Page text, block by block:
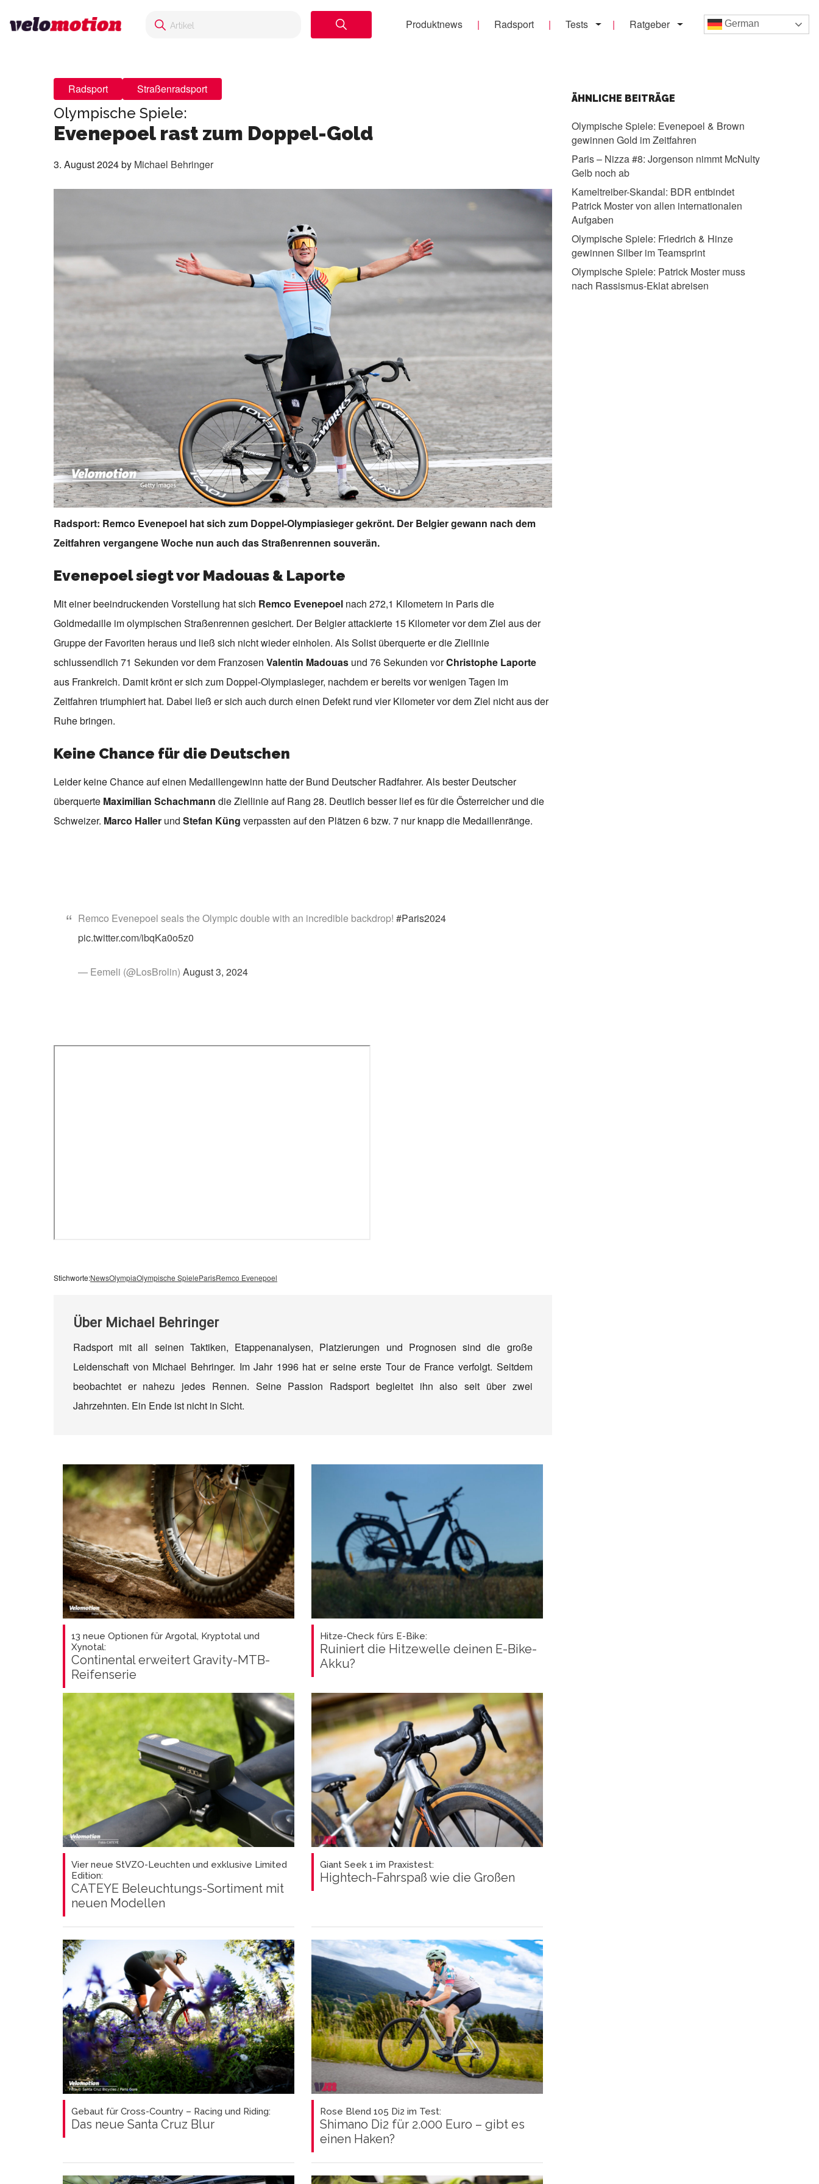
Produktnews Radsport Tests Ratgeber German
Radsport Straßenradsport
Olympische Spiele:
Evenepoel rast zum Doppel-Gold
3. August 2024by Michael Behringer
Radsport: Remco Evenepoel hat sich zum Doppel-Olympiasieger gekrönt. Der Belgier gewann nach dem
Zeitfahren vergangene Woche nun auch das Straßenrennen souverän.
Evenepoel siegt vor Madouas & Laporte
Mit einer beeindruckenden Vorstellung hat sich Remco Evenepoel nach 272,1 Kilometern in Paris die
Goldmedaille im olympischen Straßenrennen gesichert. Der Belgier attackierte 15 Kilometer vor dem Ziel aus der
Gruppe der Favoriten heraus und ließ sich nicht wieder einholen. Als Solist überquerte er die Ziellinie
schlussendlich 71 Sekunden vor dem Franzosen Valentin Madouas und 76 Sekunden vorChristophe Laporte
aus Frankreich. Damit krönt er sich zum Doppel-Olympiasieger, nachdem er bereits vor wenigen Tagen im
Zeitfahren triumphiert hat. Dabei ließ er sich auch durch einen Defekt rund vier Kilometer vor dem Ziel nicht aus der
Ruhe bringen.
Keine Chance für die Deutschen
Leider keine Chance auf einen Medaillengewinn hatte der Bund Deutscher Radfahrer. Als bester Deutscher
überquerte Maximilian Schachmann die Ziellinie auf Rang 28. Deutlich besser lief es für die Österreicher und die
Schweizer. Marco Haller und Stefan Küng verpassten auf den Plätzen 6 bzw. 7 nur knapp die Medaillenränge.
Remco Evenepoel seals the Olympic double with an incredible backdrop! #Paris2024
pic.twitter.com/ibqKa0o5z0
— Eemeli (@LosBrolin) August 3, 2024
Stichworte:NewsOlympiaOlympische SpieleParisRemco Evenepoel
Über Michael Behringer
Radsport mit all seinen Taktiken, Etappenanalysen, Platzierungen und Prognosen sind die große
Leidenschaft von Michael Behringer. Im Jahr 1996 hat er seine erste Tour de France verfolgt. Seitdem
beobachtet er nahezu jedes Rennen. Seine Passion Radsport begleitet ihn also seit über zwei
Jahrzehnten. Ein Ende ist nicht in Sicht.
13 neue Optionen für Argotal, Kryptotal und
Xynotal:
Continental erweitert Gravity-MTB-
Reifenserie
Hitze-Check fürs E-Bike:
Ruiniert die Hitzewelle deinen E-Bike-
Akku?
Vier neue StVZO-Leuchten und exklusive Limited
Edition:
CATEYE Beleuchtungs-Sortiment mit
neuen Modellen
Giant Seek 1 im Praxistest:
Hightech-Fahrspaß wie die Großen
Gebaut für Cross-Country – Racing und Riding:
Das neue Santa Cruz Blur
Rose Blend 105 Di2 im Test:
Shimano Di2 für 2.000 Euro – gibt es
einen Haken?
ÄHNLICHE BEITRÄGE
Olympische Spiele: Evenepoel & Brown
gewinnen Gold im Zeitfahren
Paris – Nizza #8: Jorgenson nimmt McNulty
Gelb noch ab
Kameltreiber-Skandal: BDR entbindet
Patrick Moster von allen internationalen
Aufgaben
Olympische Spiele: Friedrich & Hinze
gewinnen Silber im Teamsprint
Olympische Spiele: Patrick Moster muss
nach Rassismus-Eklat abreisen